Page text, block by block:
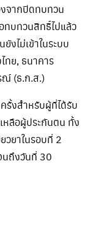
จากปิดทบทวน
ทบทวนสิทธิ์ไปแล้ว
งไม่เข้าในระบบ
ทย, ธนาคาร
ณ์ (ธ.ก.ส.)
รั้งสำหรับผู้ที่ได้รับ
หลือผู้ประกันตน ทั้ง
วยาในรอบที่ 2
นถึงวันที่ 30